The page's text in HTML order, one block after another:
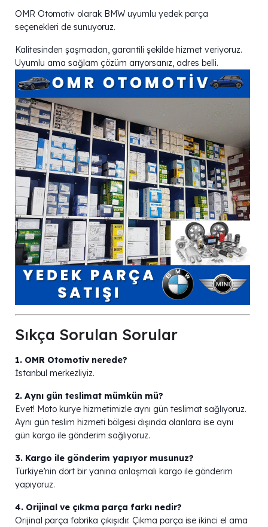
OMR Otomotiv olarak BMW uyumlu yedek parça
seçenekleri de sunuyoruz.
Kalitesinden şaşmadan, garantili şekilde hizmet veriyoruz.
Uyumlu ama sağlam çözüm arıyorsanız, adres belli.
Sıkça Sorulan Sorular
1. OMR Otomotiv nerede?
İstanbul merkezliyiz.
2. Aynı gün teslimat mümkün mü?
Evet! Moto kurye hizmetimizle aynı gün teslimat sağlıyoruz.
Aynı gün teslim hizmeti bölgesi dışında olanlara ise aynı
gün kargo ile gönderim sağlıyoruz.
3. Kargo ile gönderim yapıyor musunuz?
Türkiye’nin dört bir yanına anlaşmalı kargo ile gönderim
yapıyoruz.
4. Orijinal ve çıkma parça farkı nedir?
Orijinal parça fabrika çıkışıdır. Çıkma parça ise ikinci el ama